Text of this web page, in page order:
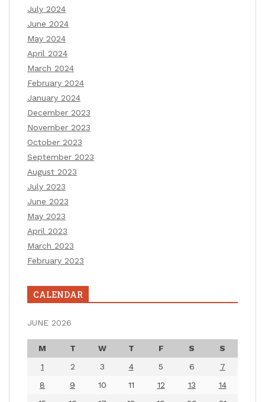
July 2024
June 2024
May 2024
April 2024
March 2024
February 2024
January 2024
December 2023
November 2023
October 2023
September 2023
August 2023
July 2023
June 2023
May 2023
April 2023
March 2023
February 2023
CALENDAR
JUNE 2026
M T W T F S
S
1
2 3 4 5 6
7
8
9 10 11 12 13
14